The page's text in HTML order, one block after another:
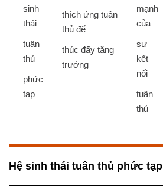
sinh
thái ​
tuân
thủ ​
phức
tạp
thích ứng tuân
thủ để
thúc đẩy tăng
trưởng​
mạnh
của
sự
kết
nối
tuân
thủ
Hệ sinh thái ​tuân thủ ​phức tạp